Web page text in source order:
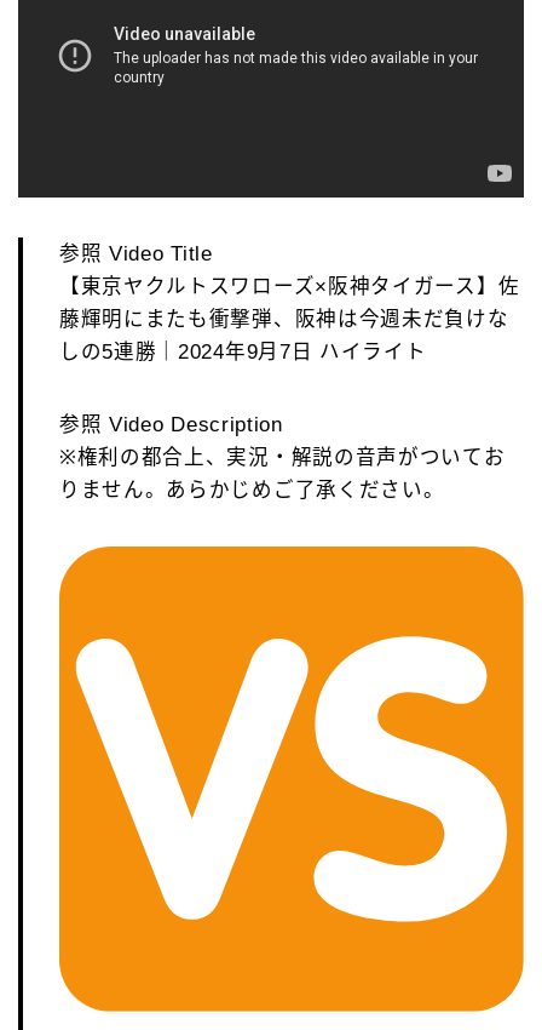
参照 Video Title
【東京ヤクルトスワローズ×阪神タイガース】佐
藤輝明にまたも衝撃弾、阪神は今週未だ負けな
しの5連勝｜2024年9月7日 ハイライト
参照 Video Description
※権利の都合上、実況・解説の音声がついてお
りません。あらかじめご了承ください。